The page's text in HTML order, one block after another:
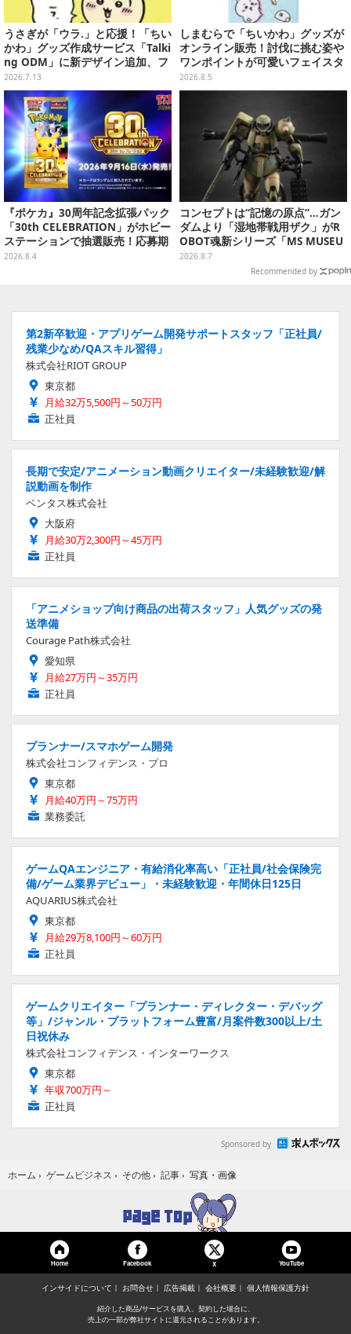
うさぎが「ウラ.」と応援！「ちい
かわ」グッズ作成サービス「Talki
ng ODM」に新デザイン追加、フ
ェイスタオルやTシャツなどライ
ンナップ
2026.7.13
しまむらで「ちいかわ」グッズが
オンライン販売！討伐に挑む姿や
ワンポイントが可愛いフェイスタ
オル、バスマットなど全14種
2026.8.5
『ポケカ』30周年記念拡張パック
「30th CELEBRATION」がホビー
ステーションで抽選販売！応募期
間は8月6日23時59分まで
2026.8.4
コンセプトは“記憶の原点”…ガン
ダムより「湿地帯戦用ザク」がR
OBOT魂新シリーズ「MS MUSEU
M」で商品化！博物館イメージの
2026.8.7
Recommended by
第2新卒歓迎・アプリゲーム開発サポートスタッフ「正社員/
残業少なめ/QAスキル習得」
株式会社RIOT GROUP
東京都
月給32万5,500円～50万円
正社員
長期で安定/アニメーション動画クリエイター/未経験歓迎/解
説動画を制作
ベンタス株式会社
大阪府
月給30万2,300円～45万円
正社員
「アニメショップ向け商品の出荷スタッフ」人気グッズの発
送準備
Courage Path株式会社
愛知県
月給27万円～35万円
正社員
プランナー/スマホゲーム開発
株式会社コンフィデンス・プロ
東京都
月給40万円～75万円
業務委託
ゲームQAエンジニア・有給消化率高い「正社員/社会保険完
備/ゲーム業界デビュー」・未経験歓迎・年間休日125日
AQUARIUS株式会社
東京都
月給29万8,100円～60万円
正社員
ゲームクリエイター「プランナー・ディレクター・デバッグ
等」/ジャンル・プラットフォーム豊富/月案件数300以上/土
日祝休み
株式会社コンフィデンス・インターワークス
東京都
年収700万円～
正社員
Sponsored by
ホーム › ゲームビジネス › その他 › 記事 › 写真・画像
Home Facebook X YouTube
インサイドについて お問合せ 広告掲載 会社概要 個人情報保護方針
紹介した商品/サービスを購入、契約した場合に、
売上の一部が弊社サイトに還元されることがあります。